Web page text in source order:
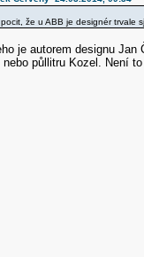
pocit, že u ABB je designér
je autorem designu
nebo půllitru Kozel. Není